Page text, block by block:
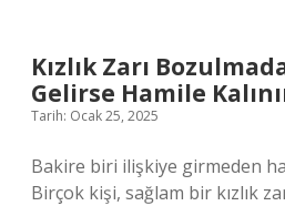
Kızlık Zarı
Gelirse Hamile
Tarih: Ocak 25, 2025
Bakire biri ilişkiye girmeden
Birçok kişi, sağlam bir kızlık